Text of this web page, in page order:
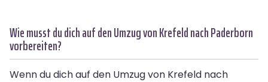
Wie musst du dich auf den Umzug von Krefeld nach Paderborn
vorbereiten?
Wenn du dich auf den Umzug von Krefeld nach